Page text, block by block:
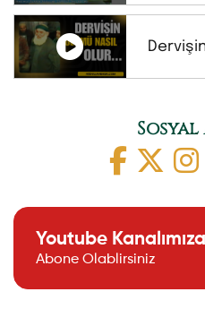
Sosyal
Youtube Kanalımıza
Abone Olablirsiniz